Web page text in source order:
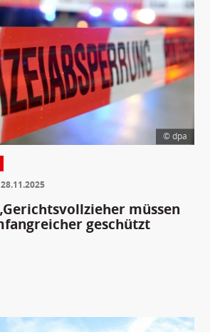
© dpa
28.11.2025
müssen
geschützt